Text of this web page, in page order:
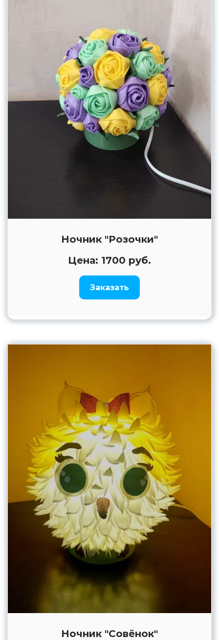
Ночник "Розочки"
Цена: 1700 руб.
Заказать
Ночник "Совёнок"